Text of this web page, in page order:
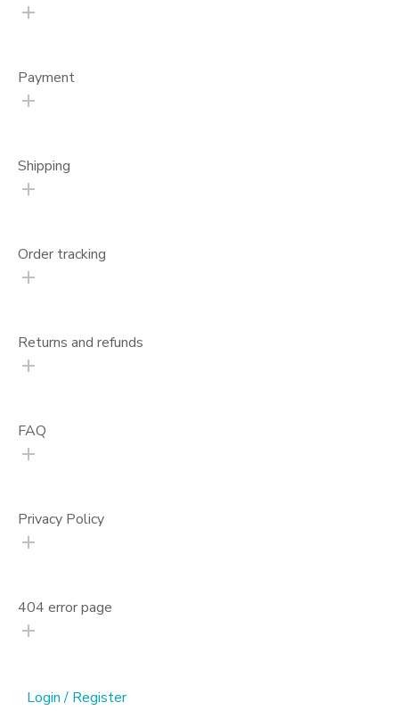
Payment
Shipping
Order tracking
Returns and refunds
FAQ
Privacy Policy
404 error page
Login / Register